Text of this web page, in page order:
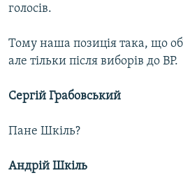
голосів.
Тому наша позиція така, що
але тільки після виборів до ВР.
Сергій Грабовський
Пане Шкіль?
Андрій Шкіль